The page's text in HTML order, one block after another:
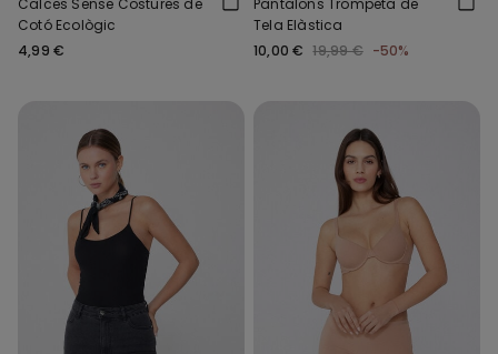
Cotó Ecològic
4,99 €
Tela Elàstica
10,00 € 19,99 € -50%